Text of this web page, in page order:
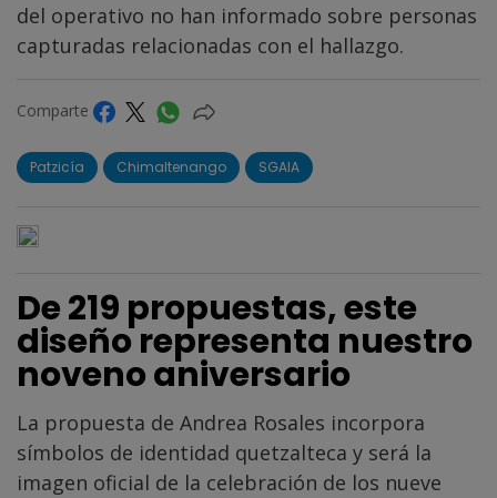
del operativo no han informado sobre personas
capturadas relacionadas con el hallazgo.
Comparte
Patzicía Chimaltenango SGAIA
De 219 propuestas, este
diseño representa nuestro
noveno aniversario
La propuesta de Andrea Rosales incorpora
símbolos de identidad quetzalteca y será la
imagen oficial de la celebración de los nueve